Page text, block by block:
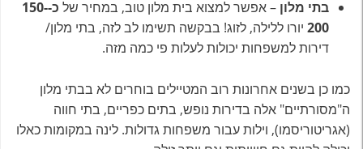
בתי מלון – אפשר למצוא בית מלון טוב, במחיר של
כ-150-
200 יורו ללילה, לזוג! בבקשה תשימו לב לזה, בתי מלון/
דירות למשפחות יכולות לעלות פי כמה מזה.
כמו כן בשנים אחרונות רוב המטיילים בוחרים לא בבתי מלון
ה"מסורתיים" אלה בדירות נופש, בתים כפריים, בתי חווה
(אגריטוריסמו), וילות עבור משפחות גדולות. לינה במקומות כאלו